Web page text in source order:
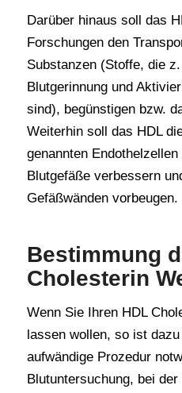
Darüber hinaus soll das
Forschungen den
Substanzen (Stoffe, die
Blutgerinnung und
sind), begünstigen bzw.
Weiterhin soll das HDL
genannten
Blutgefäße verbessern
Gefäßwänden vorbeugen.
Bestimmung
Cholesterin
Wenn Sie Ihren HDL
lassen wollen, so ist
aufwändige Prozedur
Blutuntersuchung, bei